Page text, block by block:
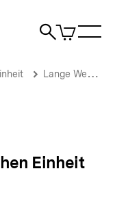
Suche
Artikel
im
Lange Wege der Deutschen Einheit
Einheit